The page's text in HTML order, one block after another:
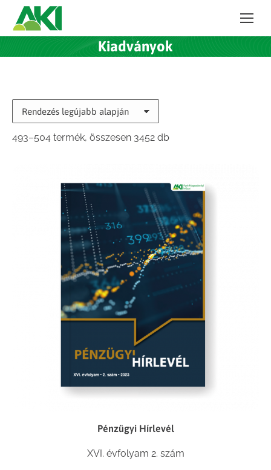
Kiadványok
493–504 termék, összesen 3452 dbSorted
Pénzügyi Hírlevél
XVI. évfolyam 2. szám